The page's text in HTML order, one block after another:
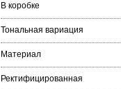
В коробке
Тональная вариация
Материал
Ректифицированная